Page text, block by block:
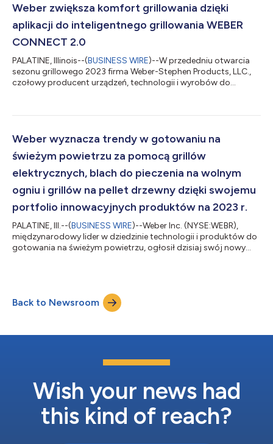
rodzajami paliw. Dzięki temu codzienne grillowanie zyskuje
nowy poziom kontroli i...
Weber zwiększa komfort grillowania dzięki
aplikacji do inteligentnego grillowania WEBER
CONNECT 2.0
PALATINE, Illinois--(BUSINESS WIRE)--W przededniu otwarcia
sezonu grillowego 2023 firma Weber-Stephen Products, LLC.,
czołowy producent urządzeń, technologii i wyrobów do
aplikacji do inteligentnego grillowania WEBER CONNECT w
pulpit grillowania, wykresy wspomagające sporządzanie
posiłków, przepisy, filmiki instruktażowe oraz funkcj...
Weber wyznacza trendy w gotowaniu na
świeżym powietrzu za pomocą grillów
elektrycznych, blach do pieczenia na wolnym
ogniu i grillów na pellet drzewny dzięki swojemu
portfolio innowacyjnych produktów na 2023 r.
PALATINE, Ill.--(BUSINESS WIRE)--Weber Inc. (NYSE:WEBR),
międzynarodowy lider w dziedzinie technologii i produktów do
gotowania na świeżym powietrzu, ogłosił dzisiaj swój nowy
zaawansowanej technologii firmy Weber, wysokosprawnej
inżynierii, trwałej konstrukcji i dostosowanym do
konsumentów projekcie, oferują niezwykłą użyte...
Back to Newsroom
Wish your news had
this kind of reach?